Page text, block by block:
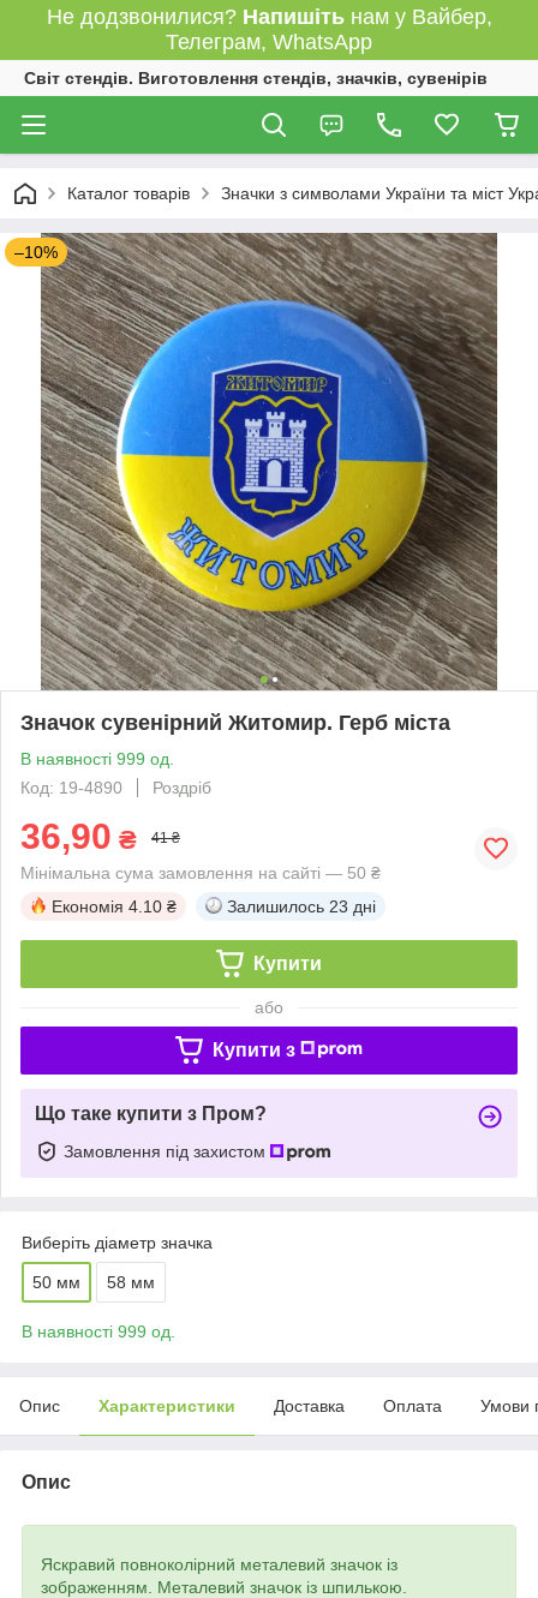
Не додзвонилися? Напишітьнам у Вайбер,
Телеграм, WhatsApp
Світ стендів. Виготовлення стендів, значків, сувенірів
Каталог товарів Значки з символами України та міст
–10%
Значок сувенірний Житомир. Герб міста
В наявності 999 од.
Код: 19-4890
Роздріб
36,90 ₴ 41 ₴
Мінімальна сума замовлення на сайті — 50 ₴
Економія 4.10 ₴ Залишилось 23 дні
Купити
або
Купити з
Що таке купити з Пром?
Замовлення під захистом
Виберіть діаметр значка
50 мм 58 мм
В наявності 999 од.
Опис Характеристики Доставка Оплата Умови
Опис
Яскравий повноколірний металевий значок із
зображенням. Металевий значок із шпилькою.